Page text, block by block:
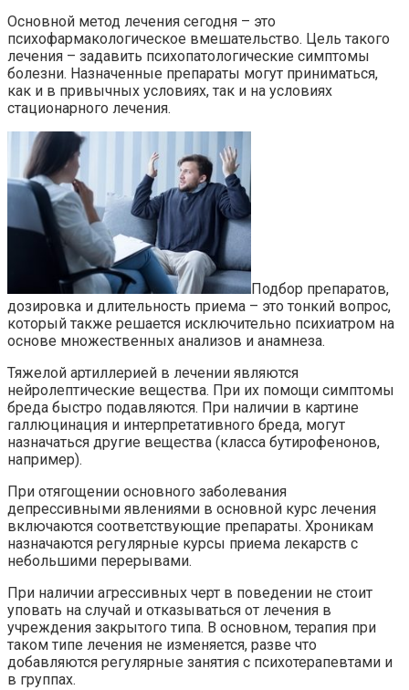
Основной метод лечения сегодня – это
психофармакологическое вмешательство. Цель такого
лечения – задавить психопатологические симптомы
болезни. Назначенные препараты могут приниматься,
как и в привычных условиях, так и на условиях
стационарного лечения.
Подбор препаратов,
дозировка и длительность приема – это тонкий вопрос,
который также решается исключительно психиатром на
основе множественных анализов и анамнеза.
Тяжелой артиллерией в лечении являются
нейролептические вещества. При их помощи симптомы
бреда быстро подавляются. При наличии в картине
галлюцинация и интерпретативного бреда, могут
назначаться другие вещества (класса бутирофенонов,
например).
При отягощении основного заболевания
депрессивными явлениями в основной курс лечения
включаются соответствующие препараты. Хроникам
назначаются регулярные курсы приема лекарств с
небольшими перерывами.
При наличии агрессивных черт в поведении не стоит
уповать на случай и отказываться от лечения в
учреждения закрытого типа. В основном, терапия при
таком типе лечения не изменяется, разве что
добавляются регулярные занятия с психотерапевтами и
в группах.